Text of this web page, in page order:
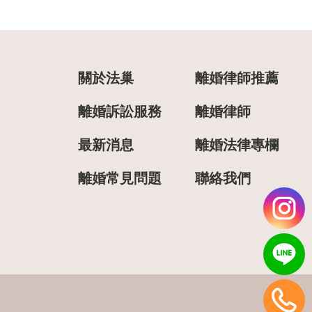
關於法巢
離婚律師推薦
離婚訴訟服務
離婚律師
最新消息
離婚法律專欄
離婚常見問題
聯絡我們